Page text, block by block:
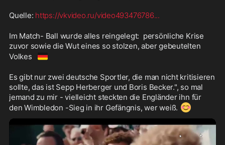
Quelle: https://vkvideo.ru/video493476786...
Im Match- Ball wurde alles reingelegt:  persönliche Krise
zuvor sowie die Wut eines so stolzen, aber gebeutelten
Volkes
🇩🇪
Es gibt nur zwei deutsche Sportler, die man nicht kritisieren
sollte, das ist Sepp Herberger und Boris Becker.", so mal
jemand zu mir - vielleicht steckten die Engländer ihn für
den Wimbledon -Sieg in ihr Gefängnis, wer weiß. 😊